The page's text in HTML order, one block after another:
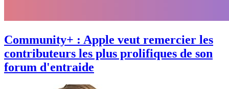
Community+ : Apple veut remercier les
contributeurs les plus prolifiques de son
forum d'entraide